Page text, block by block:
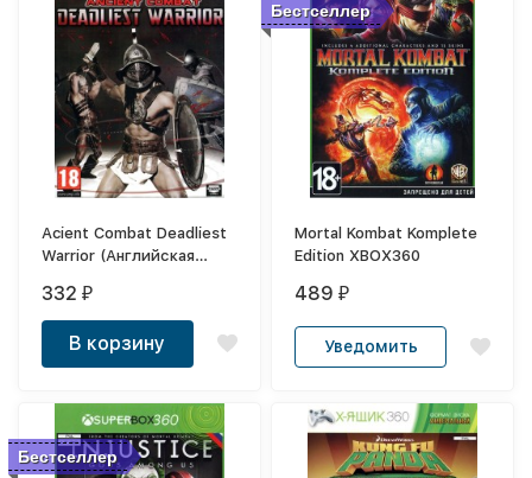
Acient Combat Deadliest
Warrior (Английская
332₽
В корзину
Бестселлер
Mortal Kombat Komplete
Edition XBOX360
489₽
Уведомить
Бестселлер